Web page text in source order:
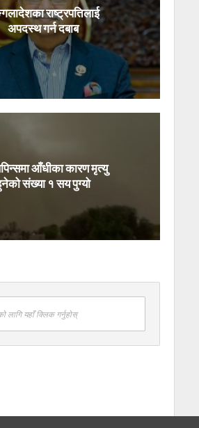
राष्ट्रपतिलाई
अपदस्थ गर्न दबाब
आँधीका कारण मृत्यु
संख्या १ सय पुग्यो
लागि यहाँ क्लिक गर्नुहोस्